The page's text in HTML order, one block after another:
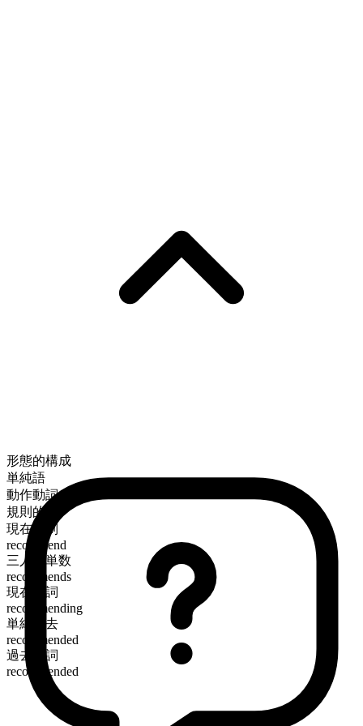
形態的構成
単純語
動作動詞
規則的
現在時制
recommend
三人称単数
recommends
現在分詞
recommending
単純過去
recommended
過去分詞
recommended